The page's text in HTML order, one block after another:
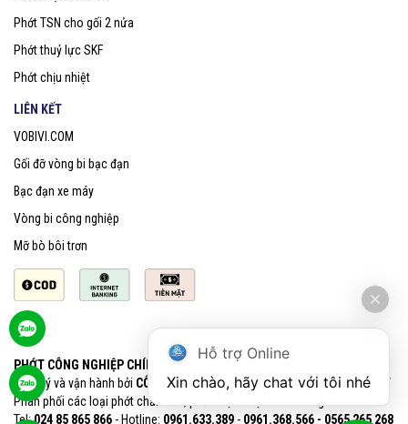
Phớt TSN cho gối 2 nửa
Phớt thuỷ lực SKF
Phớt chịu nhiệt
LIÊN KẾT
VOBIVI.COM
Gối đỡ vòng bi bạc đạn
Bạc đạn xe máy
Vòng bi công nghiệp
Mỡ bò bôi trơn
PHỚT CÔNG NGHIỆP CHÍNH HÃNG SKF
Quản lý và vận hành bởi CÔNG TY CỔ PHẦN VOBIVI - Đại lý uỷ quyền SKF
Phân phối các loại phớt chắn dầu, phớt chịu nhiệt chính hãng SKF
Tel:024 85 865 866 - Hotline: 0961.633.389​ - 0961.368.566 - 0565 265 268​
Hỗ trợ Online
Xin chào, hãy chat với tôi nhé